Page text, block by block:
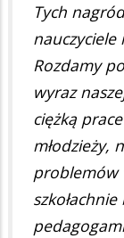
Tych
nauczyciele
Rozdamy
wyraz
ciężką
młodzieży,
problemów